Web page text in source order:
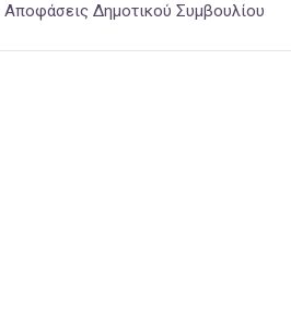
Αποφάσεις Δημοτικού Συμβουλίου